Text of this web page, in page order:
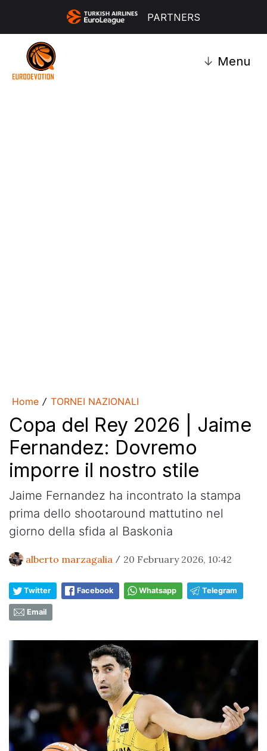
PARTNERS
↓ Menu
Home / TORNEI NAZIONALI
Copa del Rey 2026 | Jaime
Fernandez: Dovremo
imporre il nostro stile
Jaime Fernandez ha incontrato la stampa
prima dello shootaround mattutino nel
giorno della sfida al Baskonia
alberto marzagalia / 20 February 2026, 10:42
Twitter Facebook Whatsapp Telegram
Email